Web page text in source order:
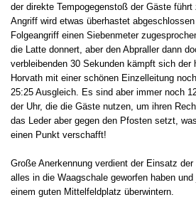
der direkte Tempogegenstoß der Gäste
Angriff wird etwas überhastet
Folgeangriff einen Siebenmeter
die Latte donnert, aber den Abpraller dann
verbleibenden 30 Sekunden kämpft sich der
Horvath mit einer schönen Einzelleitung
25:25 Ausgleich. Es sind aber immer noch
der Uhr, die die Gäste nutzen, um ihren
das Leder aber gegen den Pfosten setzt,
einen Punkt verschafft!
Große Anerkennung verdient der Einsatz
alles in die Waagschale geworfen haben
einem guten Mittelfeldplatz überwintern.